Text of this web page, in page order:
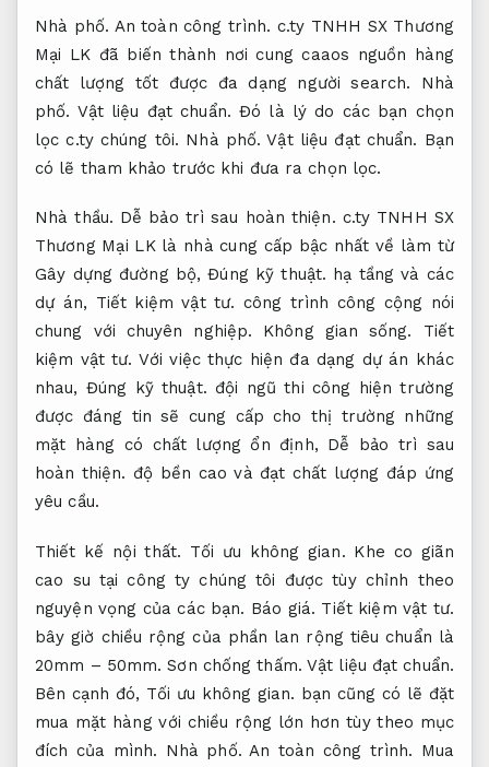
Nhà phố. An toàn công trình. c.ty TNHH SX Thương
Mại LK đã biến thành nơi cung caaos nguồn hàng
chất lượng tốt được đa dạng người search. Nhà
phố. Vật liệu đạt chuẩn. Đó là lý do các bạn chọn
lọc c.ty chúng tôi. Nhà phố. Vật liệu đạt chuẩn. Bạn
có lẽ tham khảo trước khi đưa ra chọn lọc.
Nhà thầu. Dễ bảo trì sau hoàn thiện. c.ty TNHH SX
Thương Mại LK là nhà cung cấp bậc nhất về làm từ
Gây dựng đường bộ,Đúng kỹ thuật. hạ tầng và các
dự án, Tiết kiệm vật tư. công trình công cộng nói
chung với chuyên nghiệp. Không gian sống.
Tiết
kiệm vật tư. Với việc thực hiện đa dạng dự án khác
nhau, Đúng kỹ thuật. đội ngũ thi công hiện trường
được đáng tin sẽ cung cấp cho thị trường những
mặt hàng có chất lượng ổn định, Dễ bảo trì sau
hoàn thiện. độ bền cao và đạt chất lượng đáp ứng
yêu cầu.
Thiết kế nội thất. Tối ưu không gian. Khe co giãn
cao su tại công ty chúng tôi được tùy chỉnh theo
nguyện vọng của các bạn. Báo giá. Tiết kiệm vật tư.
bây giờ chiều rộng của phần lan rộng tiêu chuẩn là
20mm – 50mm.Sơn chống thấm. Vật liệu đạt chuẩn.
Bên cạnh đó, Tối ưu không gian. bạn cũng có lẽ đặt
mua mặt hàng với chiều rộng lớn hơn tùy theo mục
đích của mình. Nhà phố. An toàn công trình. Mua